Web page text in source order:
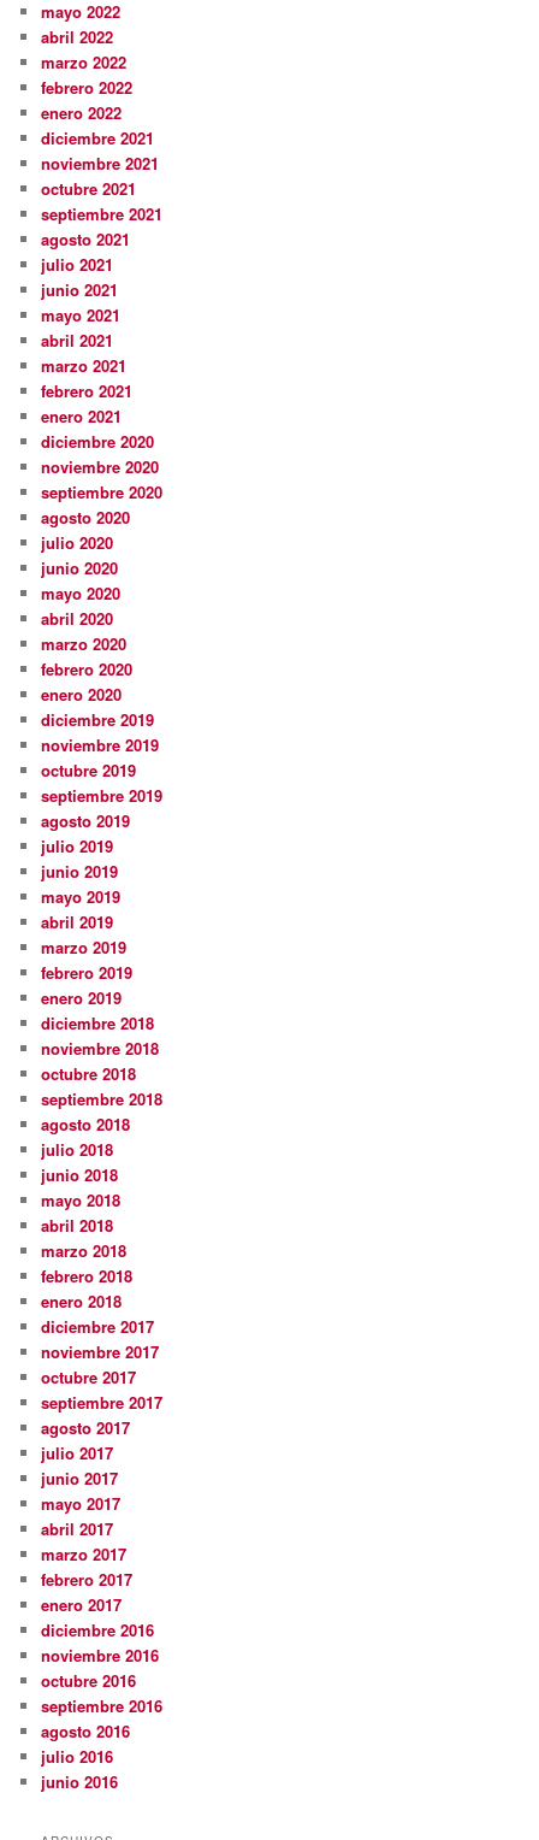
mayo 2022
abril 2022
marzo 2022
febrero 2022
enero 2022
diciembre 2021
noviembre 2021
octubre 2021
septiembre 2021
agosto 2021
julio 2021
junio 2021
mayo 2021
abril 2021
marzo 2021
febrero 2021
enero 2021
diciembre 2020
noviembre 2020
septiembre 2020
agosto 2020
julio 2020
junio 2020
mayo 2020
abril 2020
marzo 2020
febrero 2020
enero 2020
diciembre 2019
noviembre 2019
octubre 2019
septiembre 2019
agosto 2019
julio 2019
junio 2019
mayo 2019
abril 2019
marzo 2019
febrero 2019
enero 2019
diciembre 2018
noviembre 2018
octubre 2018
septiembre 2018
agosto 2018
julio 2018
junio 2018
mayo 2018
abril 2018
marzo 2018
febrero 2018
enero 2018
diciembre 2017
noviembre 2017
octubre 2017
septiembre 2017
agosto 2017
julio 2017
junio 2017
mayo 2017
abril 2017
marzo 2017
febrero 2017
enero 2017
diciembre 2016
noviembre 2016
octubre 2016
septiembre 2016
agosto 2016
julio 2016
junio 2016